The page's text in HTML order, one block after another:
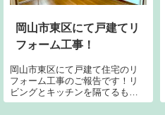
岡山市東区にて戸建てリ
フォーム工事！
岡山市東区にて戸建て住宅のリ
フォーム工事のご報告です！リ
ビングとキッチンを隔てるもの
が何もなかった為Panasonicのス